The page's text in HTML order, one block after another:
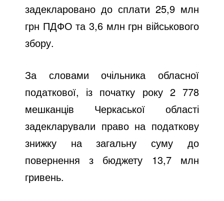
задекларовано до сплати 25,9 млн
грн ПДФО та 3,6 млн грн військового
збору.
За словами очільника обласної
податкової, із початку року 2 778
мешканців Черкаської області
задекларували право на податкову
знижку на загальну суму до
повернення з бюджету 13,7 млн
гривень.